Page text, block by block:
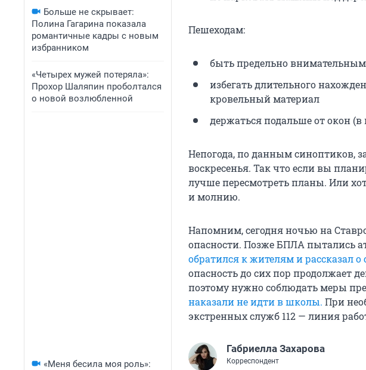
Больше не скрывает:
Полина Гагарина показала
романтичные кадры с новым
избранником
«Четырех мужей потеряла»:
Прохор Шаляпин проболтался
о новой возлюбленной
«Меня бесила моя роль»:
Пешеходам:
быть предельно
избегать длительного
кровельный материал
держаться подальше от окон
Непогода, по данным синоптиков,
воскресенья. Так что если вы
лучше пересмотреть планы. Или
и молнию.
Напомним, сегодня ночью на
опасности. Позже БПЛА пытались
обратился к жителям и рассказал о
опасность до сих пор продолжает
поэтому нужно соблюдать меры
наказали не идти в школы. При
экстренных служб 112 — линия
Габриелла Захарова
Корреспондент